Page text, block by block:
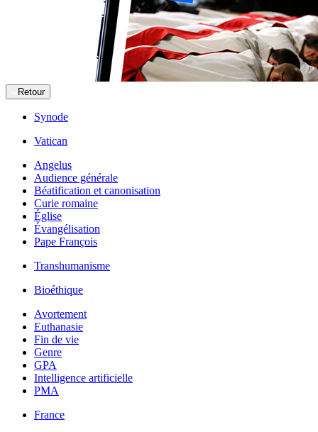
Retour
Synode
Vatican
Angelus
Audience générale
Béatification et canonisation
Curie romaine
Église
Évangélisation
Pape François
Transhumanisme
Bioéthique
Avortement
Euthanasie
Fin de vie
Genre
GPA
Intelligence artificielle
PMA
France